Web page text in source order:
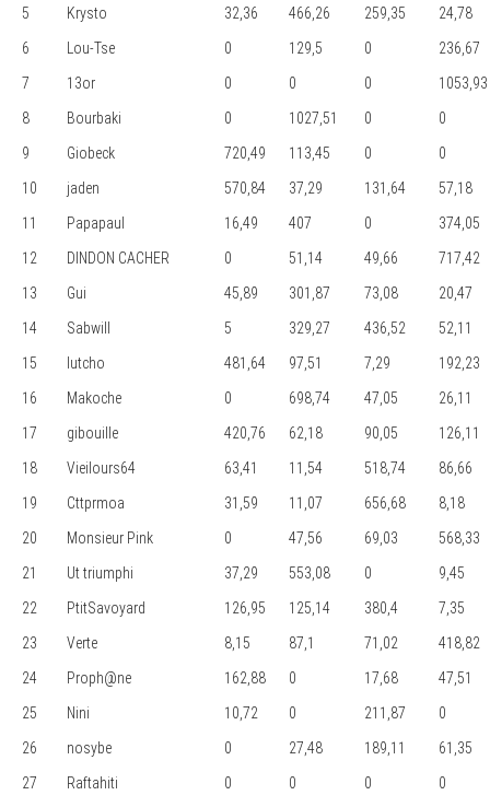
5
Krysto 32,36 466,26 259,35
24,78
6
Lou-Tse 0 129,5 0
236,67
7
13or 0 0 0
1053,93
8
Bourbaki 0 1027,51 0
0
9
Giobeck 720,49 113,45 0
0
10
jaden 570,84 37,29 131,64
57,18
11
Papapaul 16,49 407 0
374,05
12
DINDON CACHER 0 51,14 49,66
717,42
13
Gui 45,89 301,87 73,08
20,47
14
Sabwill 5 329,27 436,52
52,11
15
lutcho 481,64 97,51 7,29
192,23
16
Makoche 0 698,74 47,05
26,11
17
gibouille 420,76 62,18 90,05
126,11
18
Vieilours64 63,41 11,54 518,74
86,66
19
Cttprmoa 31,59 11,07 656,68
8,18
20
Monsieur Pink 0 47,56 69,03
568,33
21
Ut triumphi 37,29 553,08 0
9,45
22
PtitSavoyard 126,95 125,14 380,4
7,35
23
Verte 8,15 87,1 71,02
418,82
24
Proph@ne 162,88 0 17,68
47,51
25
Nini 10,72 0 211,87
0
26
nosybe 0 27,48 189,11
61,35
27
Raftahiti 0 0 0
0